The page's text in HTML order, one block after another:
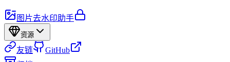
图片去水印助手
资源
友链
GitHub